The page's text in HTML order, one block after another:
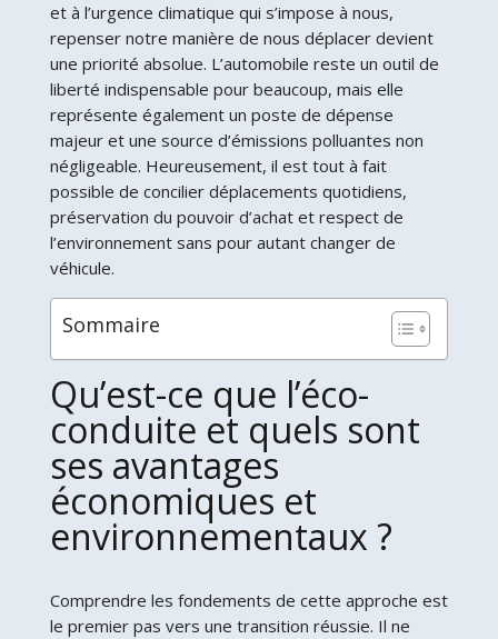
et à l’urgence climatique qui s’impose à nous,
repenser notre manière de nous déplacer devient
une priorité absolue. L’automobile reste un outil de
liberté indispensable pour beaucoup, mais elle
représente également un poste de dépense
majeur et une source d’émissions polluantes non
négligeable. Heureusement, il est tout à fait
possible de concilier déplacements quotidiens,
préservation du pouvoir d’achat et respect de
l’environnement sans pour autant changer de
véhicule.
Sommaire
Qu’est-ce que l’éco-
conduite et quels sont
ses avantages
économiques et
environnementaux ?
Comprendre les fondements de cette approche est
le premier pas vers une transition réussie. Il ne